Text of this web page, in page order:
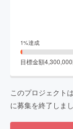
1%達成
目標金額4,300,000
このプロジェクトは
に募集を終了しま